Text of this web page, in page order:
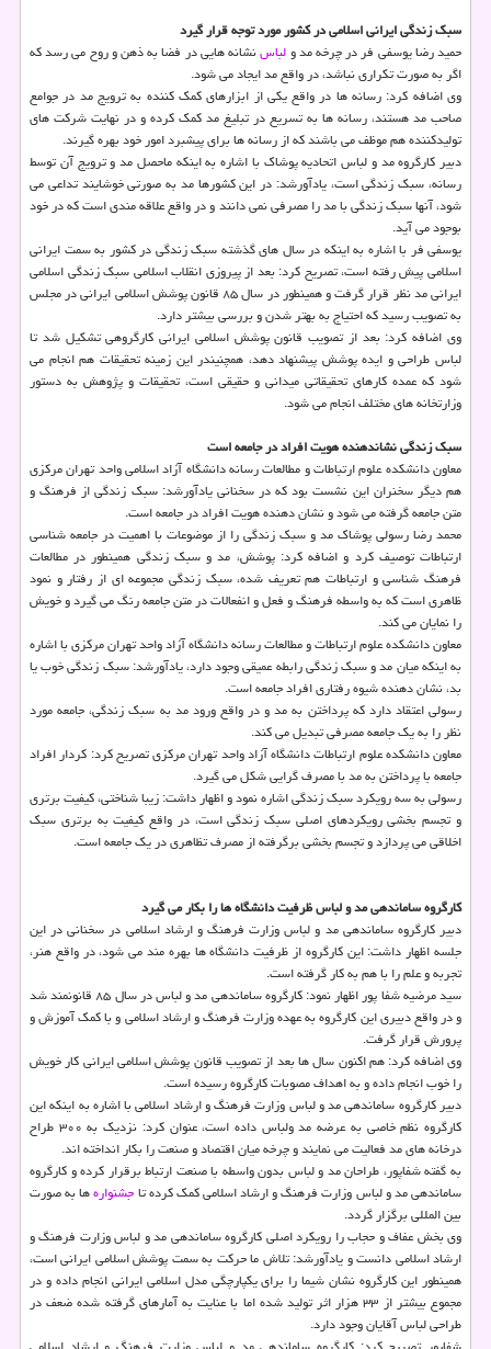
سبك زندگی ایرانی اسلامی در كشور مورد توجه قرار گیرد
حمید رضا یوسفی فر در چرخه مد ولباسنشانه هایی در فضا به ذهن و روح می رسد كه
اگر به صورت تكراری نباشد، در واقع مد ایجاد می شود.
وی اضافه كرد: رسانه ها در واقع یكی از ابزارهای كمك كننده به ترویج مد در جوامع
صاحب مد هستند، رسانه ها به تسریع در تبلیغ مد كمك كرده و در نهایت شركت های
تولیدكننده هم موظف می باشند كه از رسانه ها برای پیشبرد امور خود بهره گیرند.
دبیر كارگروه مد و لباس اتحادیه پوشاك با اشاره به اینكه ماحصل مد و ترویج آن توسط
رسانه، سبك زندگی است، یادآورشد: در این كشورها مد به صورتی خوشایند تداعی می
شود، آنها سبك زندگی با مد را مصرفی نمی دانند و در واقع علاقه مندی است كه در خود
بوجود می آید.
یوسفی فر با اشاره به اینكه در سال های گذشته سبك زندگی در كشور به سمت ایرانی
اسلامی پیش رفته است، تصریح كرد: بعد از پیروزی انقلاب اسلامی سبك زندگی اسلامی
ایرانی مد نظر قرار گرفت و همینطور در سال ۸۵ قانون پوشش اسلامی ایرانی در مجلس
به تصویب رسید كه احتیاج به بهتر شدن و بررسی بیشتر دارد.
وی اضافه كرد: بعد از تصویب قانون پوشش اسلامی ایرانی كارگروهی تشكیل شد تا
لباس طراحی و ایده پوشش پیشنهاد دهد، همچنیندر این زمینه تحقیقات هم انجام می
شود كه عمده كارهای تحقیقاتی میدانی و حقیقی است، تحقیقات و پژوهش به دستور
وزارتخانه های مختلف انجام می شود.
سبك زندگی نشاندهنده هویت افراد در جامعه است
معاون دانشكده علوم ارتباطات و مطالعات رسانه دانشگاه آزاد اسلامی واحد تهران مركزی
هم دیگر سخنران این نشست بود كه در سخنانی یادآورشد: سبك زندگی از فرهنگ و
متن جامعه گرفته می شود و نشان دهنده هویت افراد در جامعه است.
محمد رضا رسولی پوشاك مد و سبك زندگی را از موضوعات با اهمیت در جامعه شناسی
ارتباطات توصیف كرد و اضافه كرد: پوشش، مد و سبك زندگی همینطور در مطالعات
فرهنگ شناسی و ارتباطات هم تعریف شده، سبك زندگی مجموعه ای از رفتار و نمود
ظاهری است كه به واسطه فرهنگ و فعل و انفعالات در متن جامعه رنگ می گیرد و خویش
را نمایان می كند.
معاون دانشكده علوم ارتباطات و مطالعات رسانه دانشگاه آزاد واحد تهران مركزی با اشاره
به اینكه میان مد و سبك زندگی رابطه عمیقی وجود دارد، یادآورشد: سبك زندگی خوب یا
بد، نشان دهنده شیوه رفتاری افراد جامعه است.
رسولی اعتقاد دارد كه پرداختن به مد و در واقع ورود مد به سبك زندگی، جامعه مورد
نظر را به یك جامعه مصرفی تبدیل می كند.
معاون دانشكده علوم ارتباطات دانشگاه آزاد واحد تهران مركزی تصریح كرد: كردار افراد
جامعه با پرداختن به مد با مصرف گرایی شكل می گیرد.
رسولی به سه رویكرد سبك زندگی اشاره نمود و اظهار داشت: زیبا شناختی، كیفیت برتری
و تجسم بخشی رویكردهای اصلی سبك زندگی است، در واقع كیفیت به برتری سبك
اخلاقی می پردازد و تجسم بخشی برگرفته از مصرف تظاهری در یك جامعه است.
كارگروه ساماندهی مد و لباس ظرفیت دانشگاه ها را بكار می گیرد
دبیر كارگروه ساماندهی مد و لباس وزارت فرهنگ و ارشاد اسلامی در سخنانی در این
جلسه اظهار داشت: این كارگروه از ظرفیت دانشگاه ها بهره مند می شود، در واقع هنر،
تجربه و علم را با هم به كار گرفته است.
سید مرضیه شفا پور اظهار نمود: كارگروه ساماندهی مد و لباس در سال ۸۵ قانونمند شد
و در واقع دبیری این كارگروه به عهده وزارت فرهنگ و ارشاد اسلامی و با كمك آموزش و
پرورش قرار گرفت.
وی اضافه كرد: هم اكنون سال ها بعد از تصویب قانون پوشش اسلامی ایرانی كار خویش
را خوب انجام داده و به اهداف مصوبات كارگروه رسیده است.
دبیر كارگروه ساماندهی مد و لباس وزارت فرهنگ و ارشاد اسلامی با اشاره به اینكه این
كارگروه نظم خاصی به عرضه مد ولباس داده است، عنوان كرد: نزدیك به ۳۰۰ طراح
درخانه های مد فعالیت می نمایند و چرخه میان اقتصاد و صنعت را بكار انداخته اند.
به گفته شفاپور، طراحان مد و لباس بدون واسطه با صنعت ارتباط برقرار كرده و كارگروه
ساماندهی مد و لباس وزارت فرهنگ و ارشاد اسلامی كمك كرده تاجشنوارهها به صورت
بین المللی برگزار گردد.
وی بخش عفاف و حجاب را رویكرد اصلی كارگروه ساماندهی مد و لباس وزارت فرهنگ و
ارشاد اسلامی دانست و یادآورشد: تلاش ما حركت به سمت پوشش اسلامی ایرانی است،
همینطور این كارگروه نشان شیما را برای یكپارچگی مدل اسلامی ایرانی انجام داده و در
مجموع بیشتر از ۳۳ هزار اثر تولید شده اما با عنایت به آمارهای گرفته شده ضعف در
طراحی لباس آقایان وجود دارد.